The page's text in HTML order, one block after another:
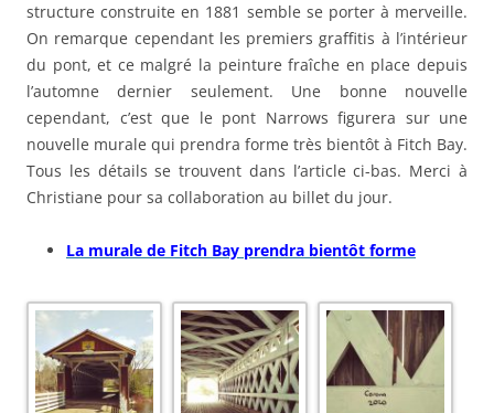
structure construite en 1881 semble se porter à merveille.
On remarque cependant les premiers graffitis à l’intérieur
du pont, et ce malgré la peinture fraîche en place depuis
l’automne dernier seulement. Une bonne nouvelle
cependant, c’est que le pont Narrows figurera sur une
nouvelle murale qui prendra forme très bientôt à Fitch Bay.
Tous les détails se trouvent dans l’article ci-bas. Merci à
Christiane pour sa collaboration au billet du jour.
La murale de Fitch Bay prendra bientôt forme